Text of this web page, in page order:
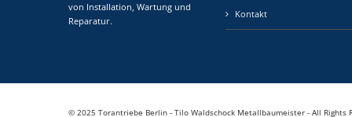
von Installation, Wartung und
Reparatur.
Kontakt
© 2025 Torantriebe Berlin - Tilo Waldschock Metallbaumeister - All Rights